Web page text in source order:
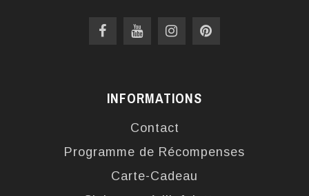
INFORMATIONS
Contact
Programme de Récompenses
Carte-Cadeau